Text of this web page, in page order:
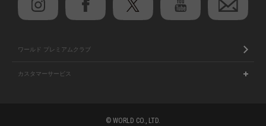
ワールド プレミアムクラブ
カスタマーサービス
© WORLD CO., LTD.